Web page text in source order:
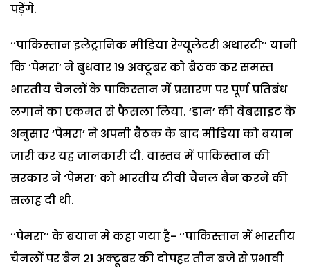
पड़ेंगे.
‘‘पाकिस्तान इलेट्रानिक मीडिया रेग्यूलेटरी अथारटी’’ यानी
कि ‘पेमरा’ ने बुधवार 19 अक्टूबर को बैठक कर समस्त
भारतीय चैनलों के पाकिस्तान में प्रसारण पर पूर्ण प्रतिबंध
लगाने का एकमत से फैसला लिया. ‘डान’ की वेबसाइट के
अनुसार ‘पेमरा’ ने अपनी बैठक के बाद मीडिया को बयान
जारी कर यह जानकारी दी. वास्तव में पाकिस्तान की
सरकार ने ‘पेमरा’ को भारतीय टीवी चैनल बैन करने की
सलाह दी थी.
‘‘पेमरा’’ के बयान मे कहा गया है- ‘‘पाकिस्तान में भारतीय
चैनलों पर बैन 21 अक्टूबर की दोपहर तीन बजे से प्रभावी